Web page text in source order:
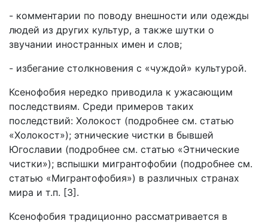
- комментарии по поводу внешности или одежды
людей из других культур, а также шутки о
звучании иностранных имен и слов;
- избегание столкновения с «чуждой» культурой.
Ксенофобия нередко приводила к ужасающим
последствиям. Среди примеров таких
последствий: Холокост (подробнее см. статью
«Холокост»); этнические чистки в бывшей
Югославии (подробнее см. статью «Этнические
чистки»); вспышки мигрантофобии (подробнее см.
статью «Мигрантофобия») в различных странах
мира и т.п. [3].
Ксенофобия традиционно рассматривается в